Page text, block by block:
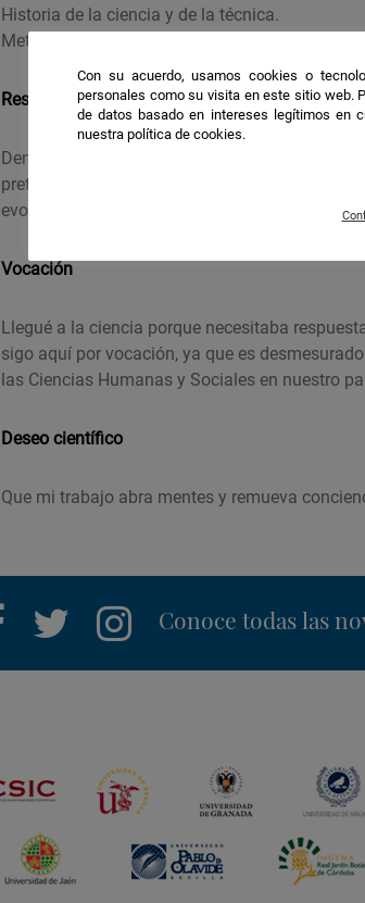
Historia de la ciencia y de la técnica.
Metodología arqueológica.
Resultados destacables
Demostrar que la tecnología hidráulica
pretéritas romanas, sino que posee la
evolucionadas.
Vocación
Llegué a la ciencia porque necesitaba
sigo aquí por vocación, ya que es
las Ciencias Humanas y Sociales en nuestro
Deseo científico
Que mi trabajo abra mentes y remueva
facebooktwitter instagram
Conoce todas las
Con su acuerdo, usamos cookies o
personales como su visita en este sitio web.
de datos basado en intereses legítimos en
nuestra política de cookies.